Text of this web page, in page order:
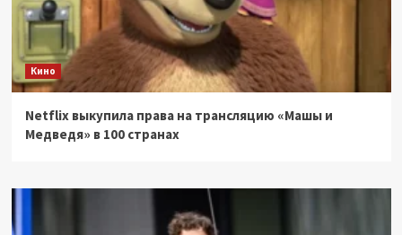
Кино
Netflix выкупила права на трансляцию «Машы и
Медведя» в 100 странах